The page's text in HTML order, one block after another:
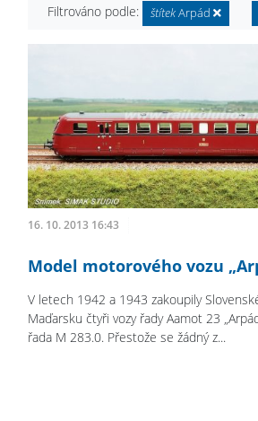
Filtrováno podle:
štítekArpád
16. 10. 2013 16:43
Model motorového vozu
V letech 1942 a 1943 zakoupily
Maďarsku čtyři vozy řady Aamot 23
řada M 283.0. Přestože se žádný z...